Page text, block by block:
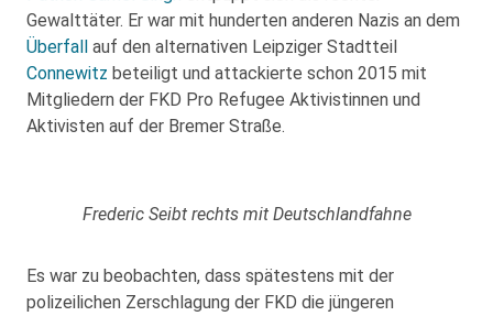
Gewalttäter. Er war mit hunderten anderen Nazis an dem
Überfall auf den alternativen Leipziger Stadtteil
Connewitz beteiligt und attackierte schon 2015 mit
Mitgliedern der FKD Pro Refugee Aktivistinnen und
Aktivisten auf der Bremer Straße.
Frederic Seibt rechts mit Deutschlandfahne
Es war zu beobachten, dass spätestens mit der
polizeilichen Zerschlagung der FKD die jüngeren